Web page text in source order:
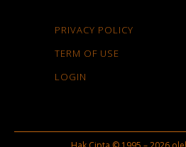
PRIVACY POLICY
TERM OF USE
LOGIN